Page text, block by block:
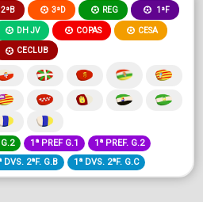
2ªB 3ªD REG 1ªF
DH JV COPAS CESA
CECLUB
1ª PREF G.1
1ª PREF. G.2
DVS. 2ªF. G.B 1ª DVS. 2ªF. G.C